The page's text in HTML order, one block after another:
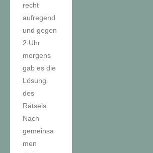
recht
aufregend
und gegen
2 Uhr
morgens
gab es die
Lösung
des
Rätsels.
Nach
gemeinsa
men